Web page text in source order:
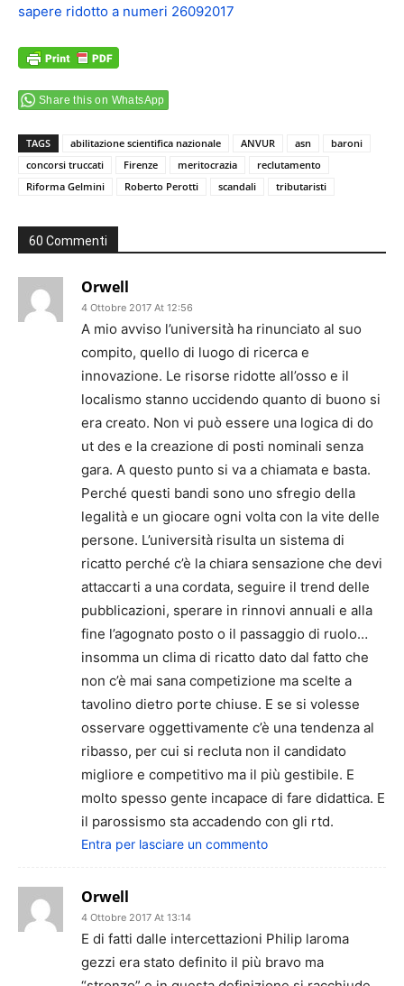
sapere ridotto a numeri 26092017
Share this on WhatsApp
TAGS abilitazione scientifica nazionale ANVUR asn
baroni
concorsi truccati
Firenze meritocrazia
reclutamento
Riforma Gelmini
Roberto Perotti scandali tributaristi
60 Commenti
Orwell
4 Ottobre 2017 At 12:56
A mio avviso l’università ha rinunciato al suo
compito, quello di luogo di ricerca e
innovazione. Le risorse ridotte all’osso e il
localismo stanno uccidendo quanto di buono si
era creato. Non vi può essere una logica di do
ut des e la creazione di posti nominali senza
gara. A questo punto si va a chiamata e basta.
Perché questi bandi sono uno sfregio della
legalità e un giocare ogni volta con la vite delle
persone. L’università risulta un sistema di
ricatto perché c’è la chiara sensazione che devi
attaccarti a una cordata, seguire il trend delle
pubblicazioni, sperare in rinnovi annuali e alla
fine l’agognato posto o il passaggio di ruolo…
insomma un clima di ricatto dato dal fatto che
non c’è mai sana competizione ma scelte a
tavolino dietro porte chiuse. E se si volesse
osservare oggettivamente c’è una tendenza al
ribasso, per cui si recluta non il candidato
migliore e competitivo ma il più gestibile. E
molto spesso gente incapace di fare didattica. E
il parossismo sta accadendo con gli rtd.
Entra per lasciare un commento
Orwell
4 Ottobre 2017 At 13:14
E di fatti dalle intercettazioni Philip laroma
gezzi era stato definito il più bravo ma